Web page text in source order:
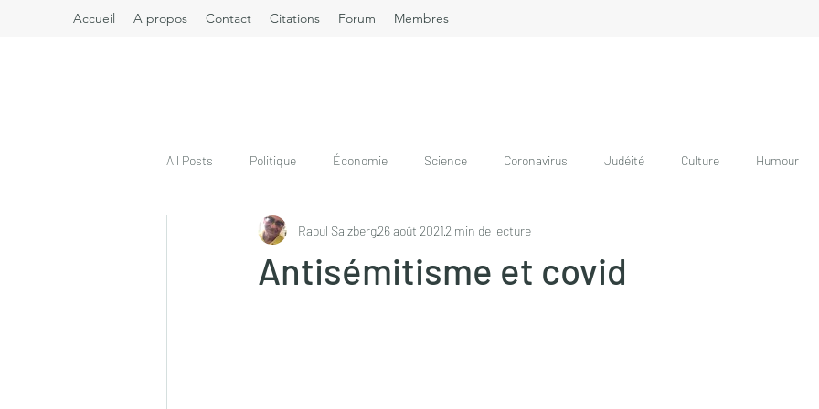
Accueil A propos Contact Citations Forum Membres
All Posts Politique Économie Science Coronavirus Judéité Culture Humour
Antisémitisme et covid
Raoul Salzberg26 août 20212 min de lecture